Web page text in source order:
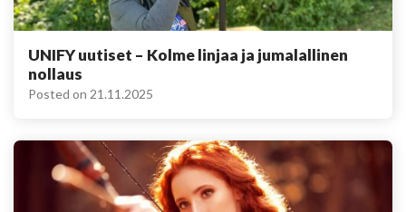
UNIFY uutiset – Kolme linjaa ja jumalallinen
nollaus
Posted on 21.11.2025